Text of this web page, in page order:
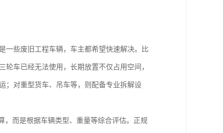
一些废旧工程车辆，车主都希望快速解决。比
车已经无法使用，长期放置不仅占用空间，
；对重型货车、吊车等，则配备专业拆解设
，而是根据车辆类型、重量等综合评估。正规